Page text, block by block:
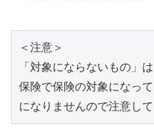
＜注意＞
「対象にならないもの」
保険で保険の対象になっ
になりませんので注意して